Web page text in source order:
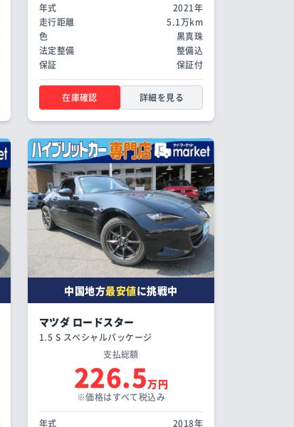
年式
2021年
走行距離
5.1万km
色
黒真珠
法定整備
整備込
保証
保証付
在庫確認 詳細を見る
中国地方最安値に挑戦中
マツダ ロードスター
1.5 S スペシャルパッケージ
支払総額
226.5万円
※価格はすべて税込み
年式
2018年